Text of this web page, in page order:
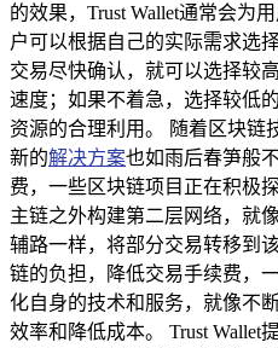
的效果，Trust Wallet通常会为
户可以根据自己的实际需求选
交易尽快确认，就可以选择较
速度；如果不着急，选择较低
资源的合理利用。 随着区块链
新的解决方案也如雨后春笋般
费，一些区块链项目正在积极
主链之外构建第二层网络，就
辅路一样，将部分交易转移到
链的负担，降低交易手续费，
化自身的技术和服务，就像不
效率和降低成本。 Trust Wallet